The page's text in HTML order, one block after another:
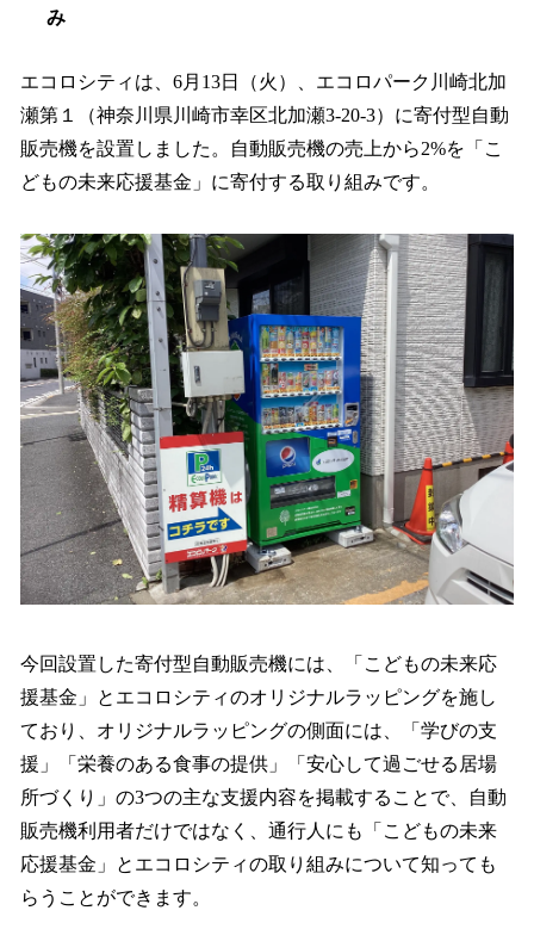
み
エコロシティは、6月13日（火）、エコロパーク川崎北加
瀬第１（神奈川県川崎市幸区北加瀬3-20-3）に寄付型自動
販売機を設置しました。自動販売機の売上から2%を「こ
どもの未来応援基金」に寄付する取り組みです。
今回設置した寄付型自動販売機には、「こどもの未来応
援基金」とエコロシティのオリジナルラッピングを施し
ており、オリジナルラッピングの側面には、「学びの支
援」「栄養のある食事の提供」「安心して過ごせる居場
所づくり」の3つの主な支援内容を掲載することで、自動
販売機利用者だけではなく、通行人にも「こどもの未来
応援基金」とエコロシティの取り組みについて知っても
らうことができます。